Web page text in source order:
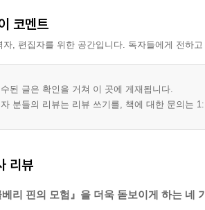
코멘트
자, 편집자를 위한 공간입니다. 독자들에게 전하
된 글은 확인을 거쳐 이 곳에 게재됩니다.
분들의 리뷰는 리뷰 쓰기를, 책에 대한 문의는
리뷰
베리 핀의 모험』을 더욱 돋보이게 하는 네